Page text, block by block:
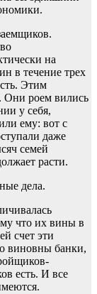
на
в течение трех
Этим
Они роем вились
у себя,
ему: вот с
даже
семей
расти.
дела.
что их вины в
счет эти
виновны банки,
есть. И все